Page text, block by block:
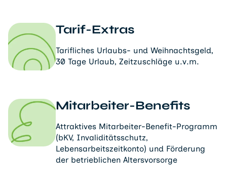
Tarif-Extras
Tarifliches Urlaubs- und Weihnachtsgeld,
30 Tage Urlaub, Zeitzuschläge u.v.m.
Mitarbeiter-Benefits
Attraktives Mitarbeiter-Benefit-Programm
(bKV, Invaliditätsschutz,
Lebensarbeitszeitkonto) und Förderung
der betrieblichen Altersvorsorge